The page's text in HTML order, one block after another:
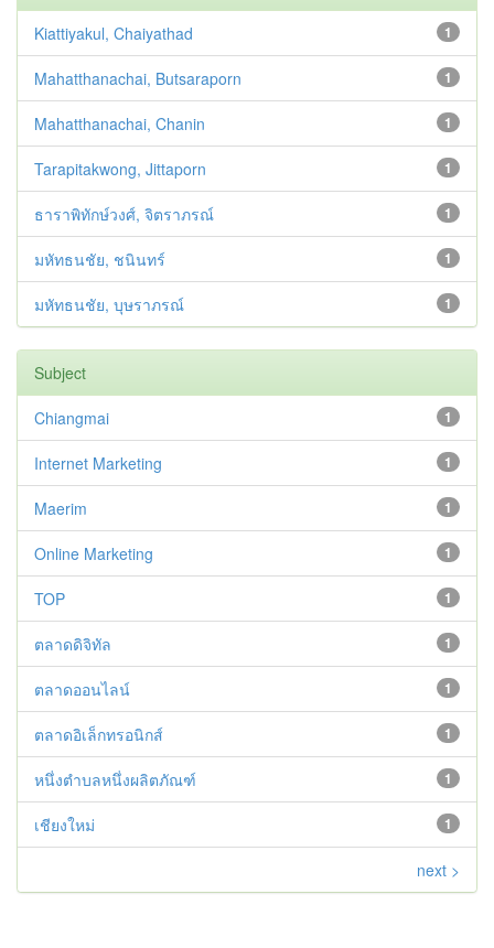
1
Kiattiyakul, Chaiyathad
1
Mahatthanachai, Butsaraporn
1
Mahatthanachai, Chanin
1
Tarapitakwong, Jittaporn
1
ธาราพิทักษ์วงศ์, จิตราภรณ์
1
มหัทธนชัย, ชนินทร์
1
มหัทธนชัย, บุษราภรณ์
Subject
1
Chiangmai
1
Internet Marketing
1
Maerim
1
Online Marketing
1
TOP
1
ตลาดดิจิทัล
1
ตลาดออนไลน์
1
ตลาดอิเล็กทรอนิกส์
1
หนึ่งตำบลหนึ่งผลิตภัณฑ์
1
เชียงใหม่
next >